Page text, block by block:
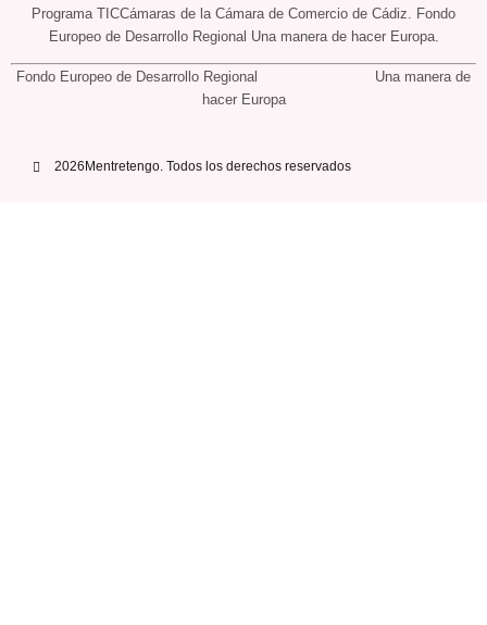
Programa TICCámaras de la Cámara de Comercio de Cádiz. Fondo
Europeo de Desarrollo Regional Una manera de hacer Europa.
Fondo Europeo de Desarrollo Regional Una manera de
hacer Europa
2026Mentretengo. Todos los derechos reservados